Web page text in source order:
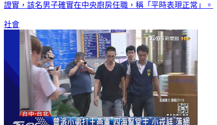
證實，該名男子確實在中央廚房任職，稱「平時表現正常」。
社會